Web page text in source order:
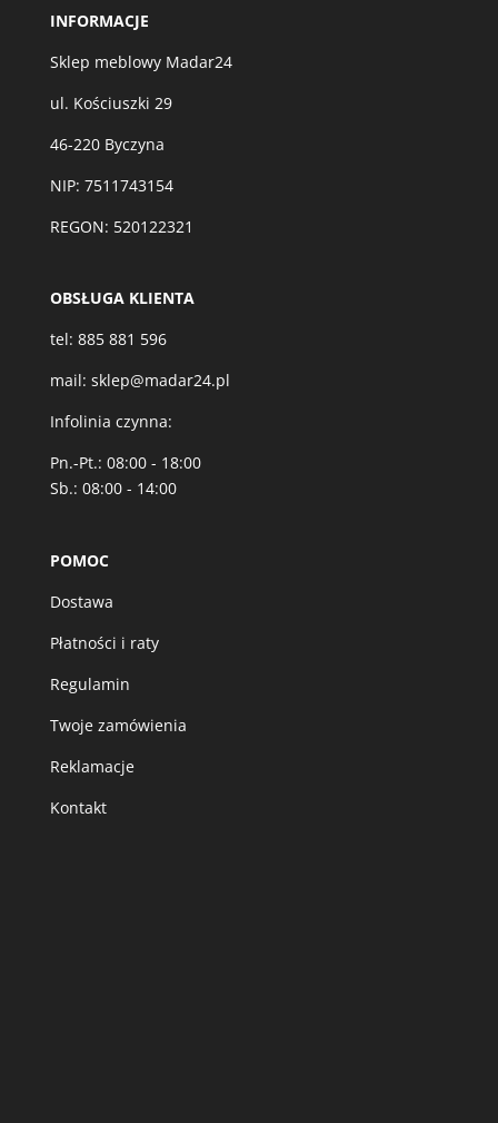
INFORMACJE
Sklep meblowy Madar24
ul. Kościuszki 29
46-220 Byczyna
NIP: 7511743154
REGON: 520122321
OBSŁUGA KLIENTA
tel: 885 881 596
mail: sklep@madar24.pl
Infolinia czynna:
Pn.-Pt.: 08:00 - 18:00
Sb.: 08:00 - 14:00
POMOC
Dostawa
Płatności i raty
Regulamin
Twoje zamówienia
Reklamacje
Kontakt